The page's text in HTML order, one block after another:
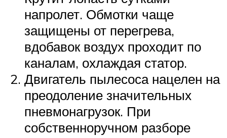
напролет. Обмотки чаще
защищены от перегрева,
вдобавок воздух проходит по
каналам, охлаждая статор.
Двигатель пылесоса нацелен на
преодоление значительных
пневмонагрузок. При
собственноручном разборе